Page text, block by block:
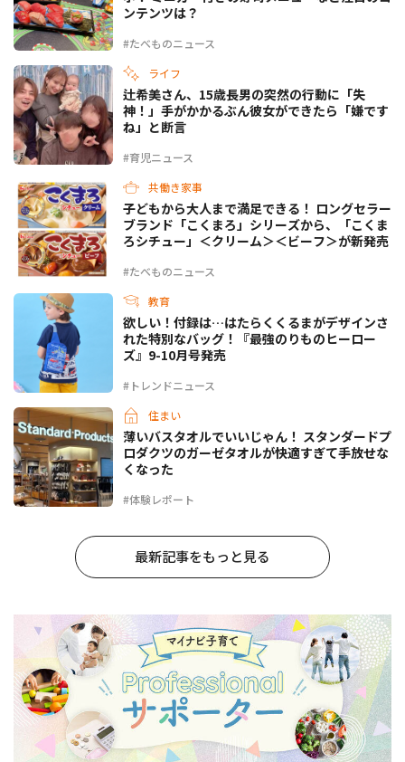
#たべものニュース
ンテンツは？
ライフ
#育児ニュース
辻希美さん、15歳長男の突然の行動に「失
神！」手がかかるぶん彼女ができたら「嫌です
ね」と断言
共働き家事
#たべものニュース
子どもから大人まで満足できる！ ロングセラー
ブランド「こくまろ」シリーズから、「こくま
ろシチュー」＜クリーム＞＜ビーフ＞が新発売
教育
#トレンドニュース
欲しい！付録は…はたらくくるまがデザインさ
れた特別なバッグ！『最強のりものヒーロー
ズ』9-10月号発売
住まい
#体験レポート
薄いバスタオルでいいじゃん！ スタンダードプ
ロダクツのガーゼタオルが快適すぎて手放せな
くなった
最新記事をもっと見る